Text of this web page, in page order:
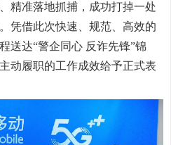
精准落地抓捕，成功打掉一处
凭借此次快速、规范、高效的
送达“警企同心 反诈先锋”锦
动履职的工作成效给予正式表